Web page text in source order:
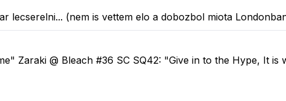
lecserelni... (nem is vettem elo a dobozbol miota
Zaraki @ Bleach #36 SC SQ42: "Give in to the Hype, It